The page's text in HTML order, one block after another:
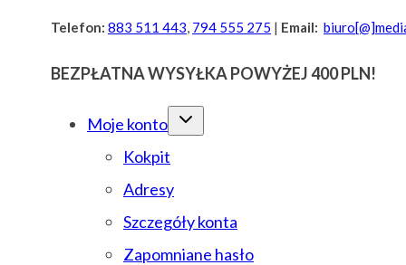
PrzejdźTelefon: 883 511 443, 794 555 275 | Email:
BEZPŁATNA WYSYŁKA POWYŻEJ 400 PLN!
Moje konto
Kokpit
Adresy
Szczegóły konta
Zapomniane hasło